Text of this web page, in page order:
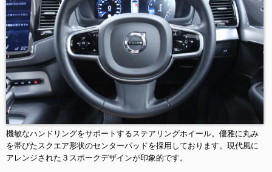
機敏なハンドリングをサポートするステアリングホイール。優雅に丸み
を帯びたスクエア形状のセンターパッドを採用しております。現代風に
アレンジされた３スポークデザインが印象的です。